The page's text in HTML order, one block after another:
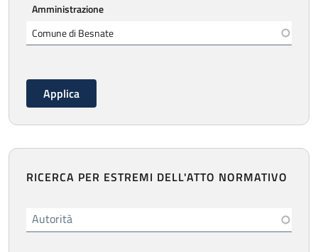
Amministrazione
RICERCA PER ESTREMI DELL'ATTO NORMATIVO
Autorità